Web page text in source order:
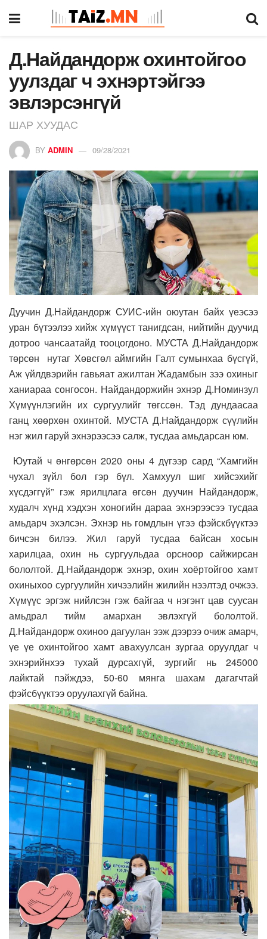
Д.Найдандорж охинтойгоо
уулздаг ч эхнэртэйгээ
эвлэрсэнгүй
ШАР ХУУДАС
BY ADMIN 09/28/2021
Дуучин Д.Найдандорж СУИС-ийн оюутан байх үеэсээ
уран бүтээлээ хийж хүмүүст танигдсан, нийтийн дуучид
дотроо чансаатайд тооцогдоно. МУСТА Д.Найдандорж
төрсөн нутаг Хөвсгөл аймгийн Галт сумынхаа бүсгүй,
Аж үйлдвэрийн гавьяат ажилтан Жадамбын зээ охиныг
ханиараа сонгосон. Найдандоржийн эхнэр Д.Номинзул
Хүмүүнлэгийн их сургуулийг төгссөн. Тэд дундаасаа
ганц хөөрхөн охинтой. МУСТА Д.Найдандорж сүүлийн
нэг жил гаруй эхнэрээсээ салж, тусдаа амьдарсан юм.
Юутай ч өнгөрсөн 2020 оны 4 дүгээр сард “Хамгийн
чухал зүйл бол гэр бүл. Хамхуул шиг хийсэхийг
хүсдэггүй” гэж ярилцлага өгсөн дуучин Найдандорж,
худалч хүнд хэдхэн хоногийн дараа эхнэрээсээ тусдаа
амьдарч эхэлсэн. Эхнэр нь гомдлын үгээ фэйскбүүктээ
бичсэн билээ. Жил гаруй тусдаа байсан хосын
харилцаа, охин нь сургуульдаа орсноор сайжирсан
бололтой. Д.Найдандорж эхнэр, охин хоёртойгоо хамт
охиныхоо сургуулийн хичээлийн жилийн нээлтэд очжээ.
Хүмүүс эргэж нийлсэн гэж байгаа ч нэгэнт цав суусан
амьдрал тийм амархан эвлэхгүй бололтой.
Д.Найдандорж охиноо дагуулан ээж дээрээ очиж амарч,
үе үе охинтойгоо хамт авахуулсан зургаа оруулдаг ч
эхнэрийнхээ тухай дурсахгүй, зургийг нь 245000
лайктай пэйждээ, 50-60 мянга шахам дагагчтай
фэйсбүүктээ оруулахгүй байна.